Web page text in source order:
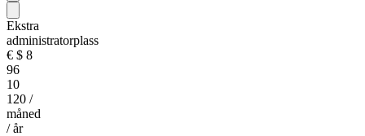
Ekstra
administratorplass
€ $ 8
96
10
120 /
måned
/ år